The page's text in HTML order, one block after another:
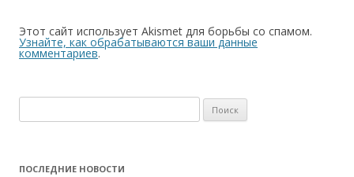
Этот сайт использует Akismet для борьбы со спамом.
Узнайте, как обрабатываются ваши данные
комментариев.
ПОСЛЕДНИЕ НОВОСТИ